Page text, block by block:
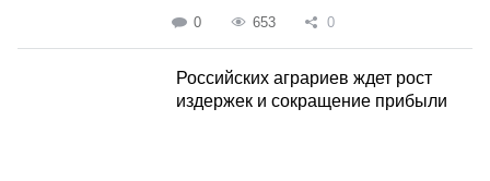
0 653 0
Российских аграриев ждет рост
издержек и сокращение прибыли